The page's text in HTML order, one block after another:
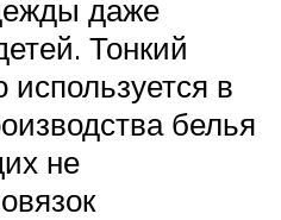
даже
Тонкий
в
белья
не